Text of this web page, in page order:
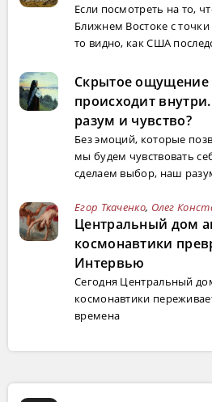
Если посмотреть на то,
Ближнем Востоке с
то видно, как США
Скрытое ощущение
происходит
разум и чувство?
Без эмоций, которые
мы будем чувствовать
сделаем выбор, наш
Егор Ткаченко, Олег
Центральный дом
космонавтики
Интервью
Сегодня Центральный
космонавтики
времена